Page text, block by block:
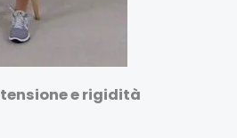
tensione e rigidità